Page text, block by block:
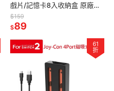
戲片/記憶卡8入收納盒 原廠特
典 [夢遊館]
$159
$89
61
折